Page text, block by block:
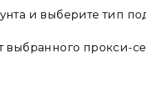
и выберите тип
выбранного прокси-